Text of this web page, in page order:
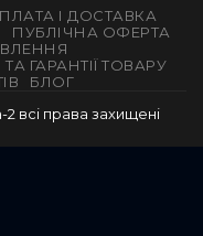
І ДОСТАВКА
ПУБЛІЧНА ОФЕРТА
ГАРАНТІЇ ТОВАРУ
БЛОГ
2 всі права захищені